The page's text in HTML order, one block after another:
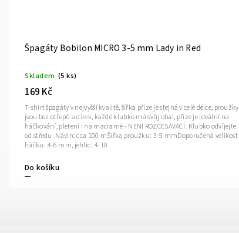
Špagáty Bobilon MICRO 3-5 mm Violet
Skladem (6 ks)
169 Kč
Do košíku
T-shirt špagáty v nejvyšší kvalitě, šířka příze je stejná v celé délce, proužky
jsou bez otřepů a dírek, každé klubko má svůj obal, příze je ideální na
háčkování, pletení i na macramé - NENÍ ROZČESÁVACÍ. Klubko odvíjejte
od středu. Návin: cca 100 mŠířka proužku: 3-5 mmDoporučená velikost
háčku: 4-6 mm, jehlic: 4-10